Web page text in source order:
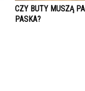
CZY BUTY MUSZĄ
PASKA?